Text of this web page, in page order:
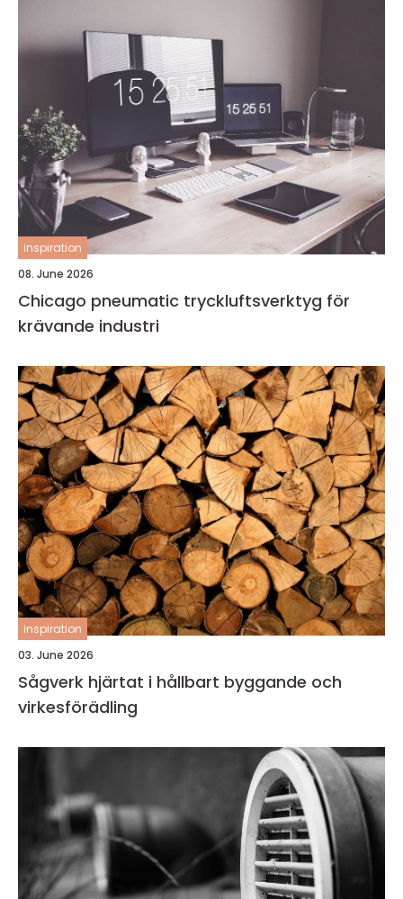
inspiration
08. June 2026
Chicago pneumatic tryckluftsverktyg för
krävande industri
inspiration
03. June 2026
Sågverk hjärtat i hållbart byggande och
virkesförädling